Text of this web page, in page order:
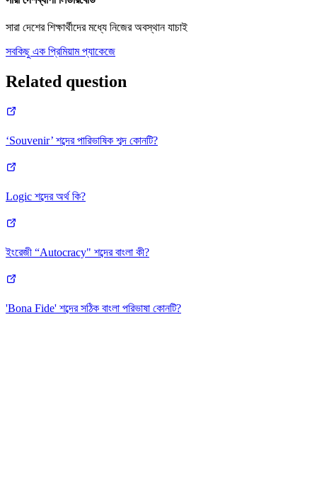
সারা দেশের শিক্ষার্থীদের মধ্যে নিজের অবস্থান যাচাই
সবকিছু এক প্রিমিয়াম প্যাকেজে
Related question
‘Souvenir’ শব্দের পারিভাষিক শব্দ কোনটি?
Logic শব্দের অর্থ কি?
ইংরেজী “Autocracy" শব্দের বাংলা কী?
'Bona Fide' শব্দের সঠিক বাংলা পরিভাষা কোনটি?